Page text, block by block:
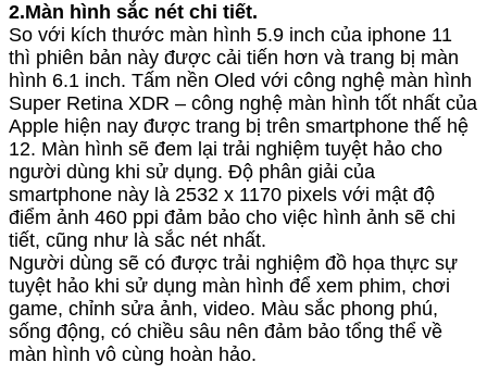
2.Màn hình sắc nét chi tiết.
So với kích thước màn hình 5.9 inch của iphone 11
thì phiên bản này được cải tiến hơn và trang bị màn
hình 6.1 inch. Tấm nền Oled với công nghệ màn hình
Super Retina XDR – công nghệ màn hình tốt nhất của
Apple hiện nay được trang bị trên smartphone thế hệ
12. Màn hình sẽ đem lại trải nghiệm tuyệt hảo cho
người dùng khi sử dụng. Độ phân giải của
smartphone này là 2532 x 1170 pixels với mật độ
điểm ảnh 460 ppi đảm bảo cho việc hình ảnh sẽ chi
tiết, cũng như là sắc nét nhất.
Người dùng sẽ có được trải nghiệm đồ họa thực sự
tuyệt hảo khi sử dụng màn hình để xem phim, chơi
game, chỉnh sửa ảnh, video. Màu sắc phong phú,
sống động, có chiều sâu nên đảm bảo tổng thể về
màn hình vô cùng hoàn hảo.